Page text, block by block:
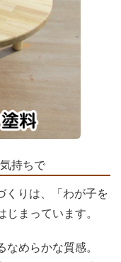
持ちで
くりは、「わが子を
まっています。
めらかな質感。